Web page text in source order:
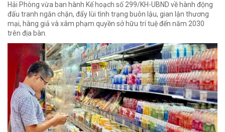
Hải Phòng vừa ban hành Kế hoạch số 299/KH-UBND về hành động
đấu tranh ngăn chặn, đẩy lùi tình trạng buôn lậu, gian lận thương
mại, hàng giả và xâm phạm quyền sở hữu trí tuệ đến năm 2030
trên địa bàn.